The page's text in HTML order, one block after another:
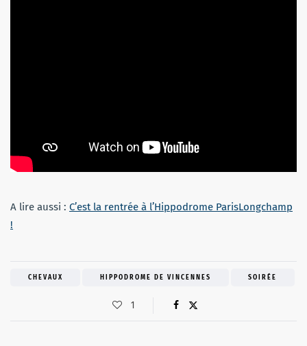
A lire aussi : C’est la rentrée à l’Hippodrome ParisLongchamp
!
CHEVAUX HIPPODROME DE VINCENNES SOIRÉE
1